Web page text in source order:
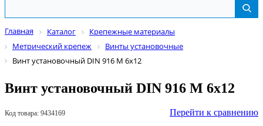
Главная Каталог
Крепежные материалы
Метрический крепеж
Винты установочные
Винт установочный DIN 916 М 6х12
Винт установочный DIN 916 М 6х12
Код товара: 9434169 Перейти к сравнению